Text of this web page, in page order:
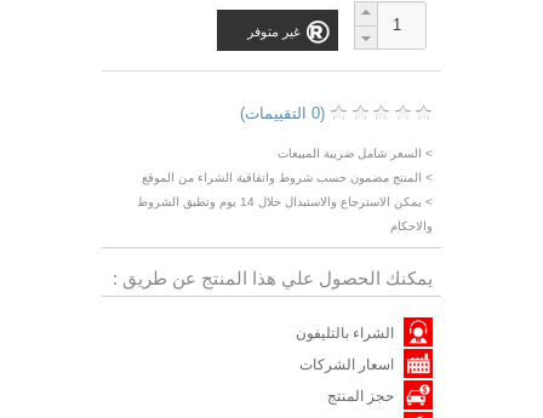
غير متوفر
(0 التقييمات)
> السعر شامل ضريبة المبيعات
> المنتج مضمون حسب شروط واتفاقية الشراء من الموقع
> يمكن الاسترجاع والاستبدال خلال 14 يوم وتطبق الشروط
والاحكام
يمكنك الحصول علي هذا المنتج عن طريق :
الشراء بالتليفون
اسعار الشركات
حجز المنتج